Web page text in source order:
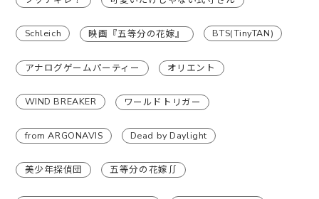
Schleich 映画『五等分の花嫁』 BTS(TinyTAN)
アナログゲームパーティー オリエント
WIND BREAKER ワールドトリガー
from ARGONAVIS Dead by Daylight
美少年探偵団 五等分の花嫁∬